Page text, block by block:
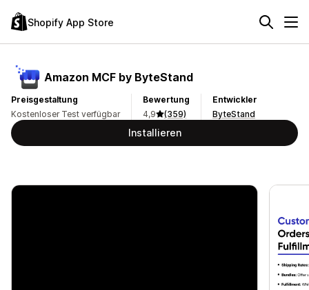
Shopify App Store
Amazon MCF by ByteStand
Preisgestaltung
Kostenloser Test verfügbar
Bewertung
4,9
(359)
Entwickler
ByteStand
Installieren